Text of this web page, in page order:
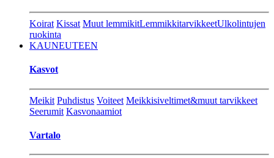
Koirat Kissat Muut lemmikitLemmikkitarvikkeetUlkolintujen
ruokinta
KAUNEUTEEN
Kasvot
Meikit Puhdistus Voiteet Meikkisiveltimet&muut tarvikkeet
Seerumit Kasvonaamiot
Vartalo